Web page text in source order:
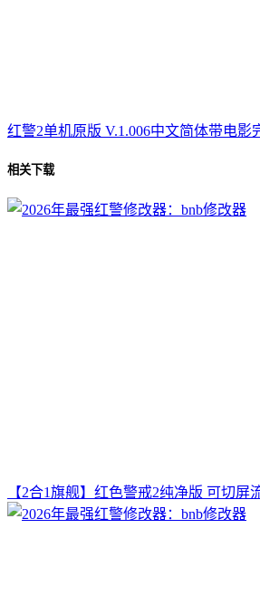
红警2单机原版 V.1.006中文简体带电影
相关下载
【2合1旗舰】红色警戒2纯净版 可切屏